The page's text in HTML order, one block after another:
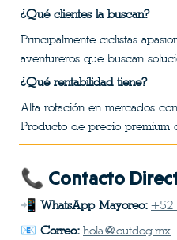
¿Qué clientes la buscan?
Principalmente ciclistas
aventureros que buscan
¿Qué rentabilidad tiene?
Alta rotación en mercados
Producto de precio premium
📞 Contacto
📲 WhatsApp Mayoreo: +52
📧 Correo: hola@outdog.mx